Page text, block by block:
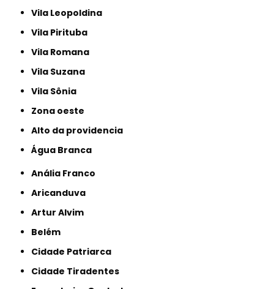
Vila Leopoldina
Vila Pirituba
Vila Romana
Vila Suzana
Vila Sônia
Zona oeste
alto da providencia
Água Branca
Anália Franco
Aricanduva
Artur Alvim
Belém
Cidade Patriarca
Cidade Tiradentes